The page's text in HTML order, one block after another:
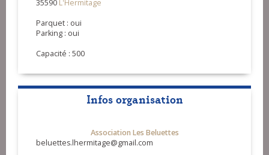
35590 L'Hermitage
Parquet : oui
Parking : oui
Capacité : 500
Infos organisation
Association Les Beluettes
beluettes.lhermitage@gmail.com